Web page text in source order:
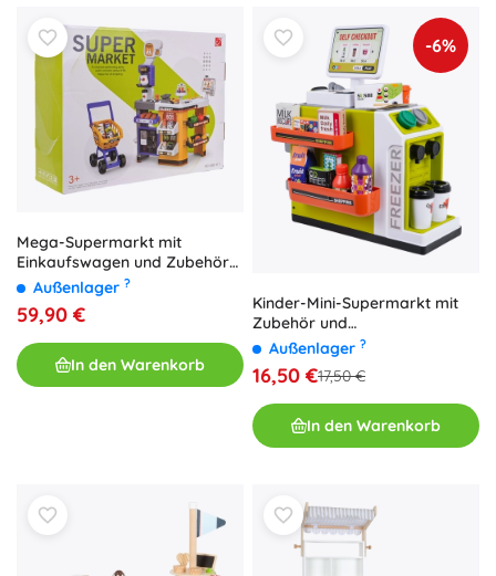
Mega-Supermarkt mit
Einkaufswagen und Zubehör
für Kinder
Außenlager ?
59,90 €
In den Warenkorb
-6%
Kinder-Mini-Supermarkt mit
Zubehör und
Selbstbedienungskasse
Außenlager ?
16,50 €17,50 €
In den Warenkorb